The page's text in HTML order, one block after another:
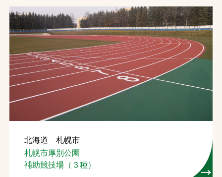
北海道 札幌市
札幌市厚別公園
補助競技場（３種）